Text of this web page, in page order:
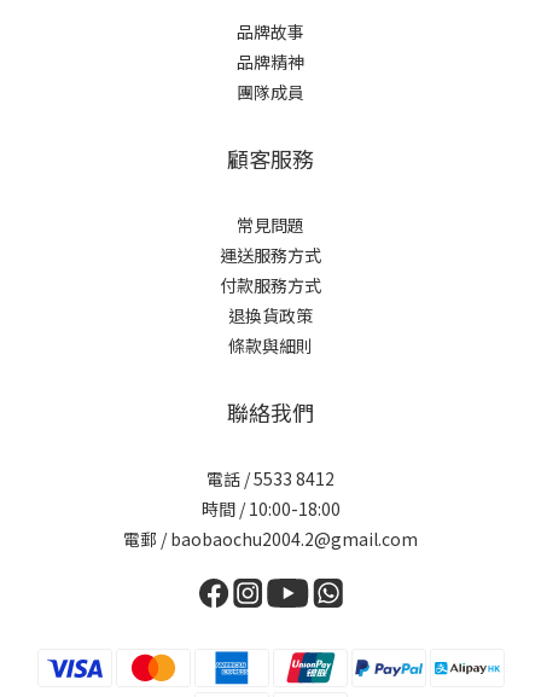
品牌故事
品牌精神
團隊成員
顧客服務
常見問題
運送服務方式
付款服務方式
退換貨政策
條款與細則
聯絡我們
電話 / 5533 8412
時間 / 10:00-18:00
電郵 / baobaochu2004.2@gmail.com